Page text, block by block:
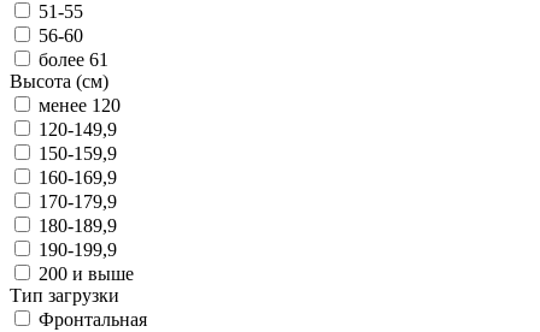
51-55
56-60
более 61
Высота (см)
менее 120
120-149,9
150-159,9
160-169,9
170-179,9
180-189,9
190-199,9
200 и выше
Тип загрузки
Фронтальная